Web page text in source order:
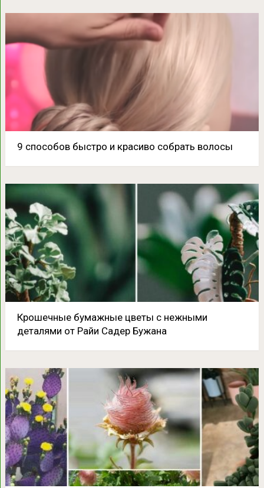
9 способов быстро и красиво собрать волосы
Крошечные бумажные цветы с нежными
деталями от Райи Садер Бужана